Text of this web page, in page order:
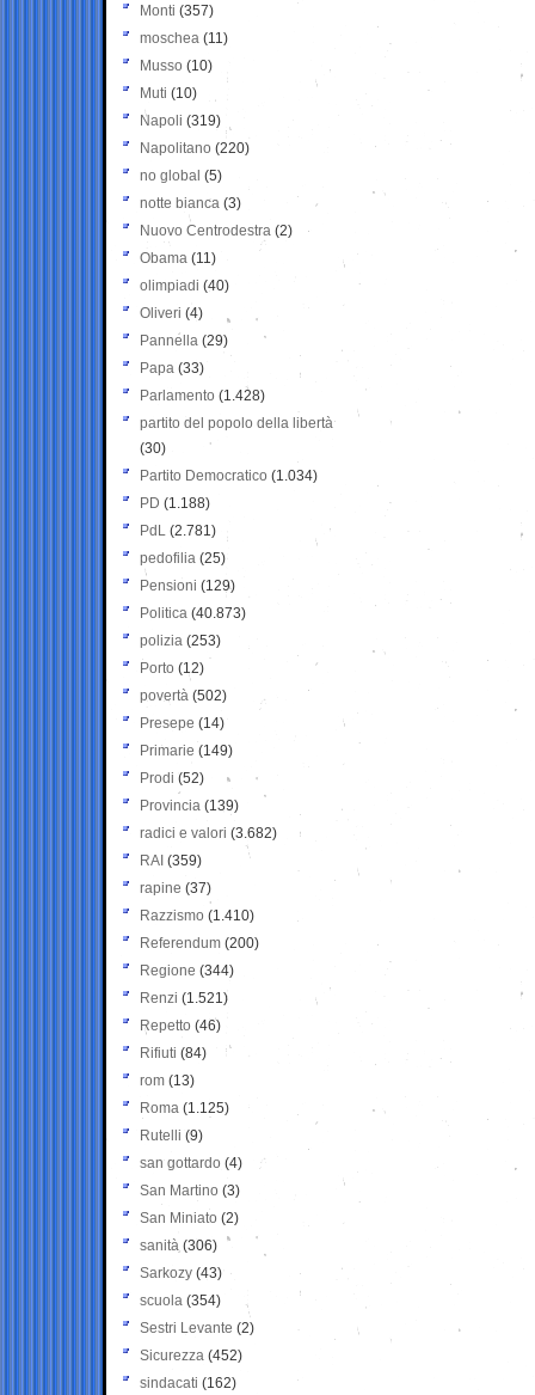
Monti (357)
moschea (11)
Musso (10)
Muti (10)
Napoli (319)
Napolitano (220)
no global (5)
notte bianca (3)
Nuovo Centrodestra (2)
Obama (11)
olimpiadi (40)
Oliveri (4)
Pannella (29)
Papa (33)
Parlamento (1.428)
partito del popolo della libertà
(30)
Partito Democratico (1.034)
PD (1.188)
PdL (2.781)
pedofilia (25)
Pensioni (129)
Politica (40.873)
polizia (253)
Porto (12)
povertà (502)
Presepe (14)
Primarie (149)
Prodi (52)
Provincia (139)
radici e valori (3.682)
RAI (359)
rapine (37)
Razzismo (1.410)
Referendum (200)
Regione (344)
Renzi (1.521)
Repetto (46)
Rifiuti (84)
rom (13)
Roma (1.125)
Rutelli (9)
san gottardo (4)
San Martino (3)
San Miniato (2)
sanità (306)
Sarkozy (43)
scuola (354)
Sestri Levante (2)
Sicurezza (452)
sindacati (162)